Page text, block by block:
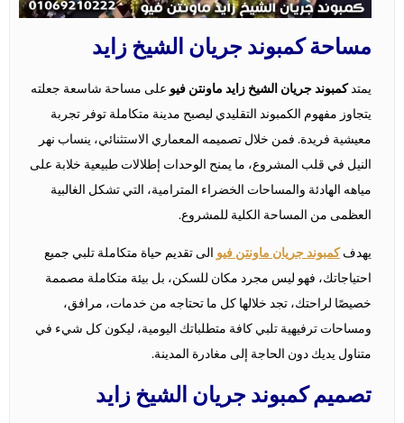
مساحة كمبوند جريان الشيخ زايد
يمتدكمبوند جريان الشيخ زايد ماونتن فيوعلى مساحة شاسعة جعلته
يتجاوز مفهوم الكمبوند التقليدي ليصبح مدينة متكاملة توفر تجربة
معيشية فريدة. فمن خلال تصميمه المعماري الاستثنائي، ينساب نهر
النيل في قلب المشروع، ما يمنح الوحدات إطلالات طبيعية خلابة على
مياهه الهادئة والمساحات الخضراء المترامية، التي تشكل الغالبية
العظمى من المساحة الكلية للمشروع.
يهدفكمبوند جريانماونتن فيوالى تقديم حياة متكاملة تلبي جميع
احتياجاتك، فهو ليس مجرد مكان للسكن، بل بيئة متكاملة مصممة
خصيصًا لراحتك، تجد خلالها كل ما تحتاجه من خدمات، مرافق،
ومساحات ترفيهية تلبي كافة متطلباتك اليومية، ليكون كل شيء في
متناول يديك دون الحاجة إلى مغادرة المدينة.
تصميم كمبوند جريان الشيخ زايد